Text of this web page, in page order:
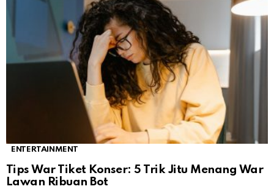
ENTERTAINMENT
Tips War Tiket Konser: 5 Trik Jitu Menang War
Lawan Ribuan Bot